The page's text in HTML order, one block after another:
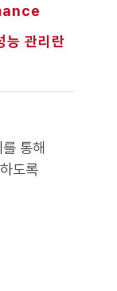
관리란
통해
도록